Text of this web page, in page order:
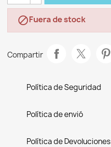
Fuera de stock
Compartir
Política de Seguridad
Política de envió
Política de Devoluciones